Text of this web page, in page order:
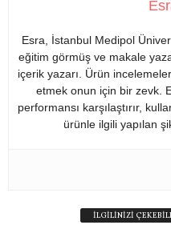
Esra, İstanbul Medipol
eğitim görmüş ve makale
içerik yazarı. Ürün
etmek onun için bir zevk.
performansı karşılaştırır,
ürünle ilgili yapılan
İLGİLİNİZİ